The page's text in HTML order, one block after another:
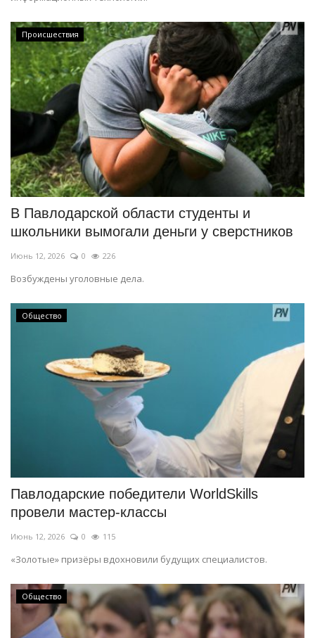
Происшествия
В Павлодарской области студенты и
школьники вымогали деньги у сверстников
Июнь 12, 2026 0 226
Возбуждены уголовные дела.
Общество
Павлодарские победители WorldSkills
провели мастер-классы
Июнь 12, 2026 0 115
«Золотые» призёры вдохновили будущих специалистов.
Общество